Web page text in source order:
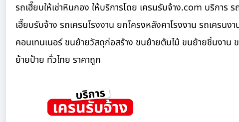
รถเฮี๊ยบให้เช่าหินกอง ให้บริการโดย เครนรับจ้าง.com บริการ
เฮี๊ยบรับจ้าง รถเครนโรงงาน ยกโครงหลังคาโรงงาน รถเครน
คอนเทนเนอร์ ขนย้ายวัสดุก่อสร้าง ขนย้ายต้นไม้ ขนย้ายชิ้นงาน
ย้ายป้าย ทั่วไทย ราคาถูก